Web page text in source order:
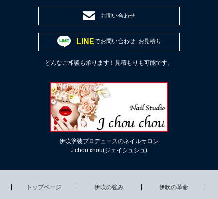
お問い合わせ
LINEでお問い合わせ･お見積り
どんなご相談も承ります！見積もりも可能です。
伊吹塗装プロデュースのネイルサロン
J chou chou(ジェイシュシュ)
トップページ 伊吹の強み 伊吹の革命